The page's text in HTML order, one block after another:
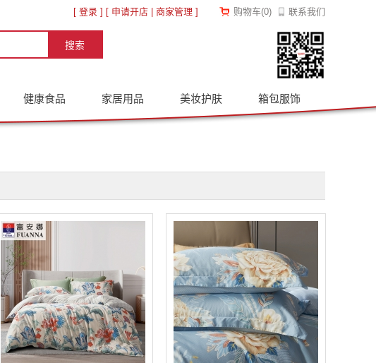
[ 登录 ] [ 申请开店 商家管理 ] 购物车(0) 联系我们
健康食品 家居用品 美妆护肤 箱包服饰